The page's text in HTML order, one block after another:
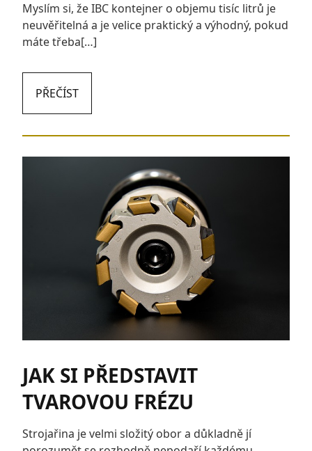
Myslím si, že IBC kontejner o objemu tisíc litrů je
neuvěřitelná a je velice praktický a výhodný, pokud
máte třeba[…]
PŘEČÍST
JAK SI PŘEDSTAVIT
TVAROVOU FRÉZU
Strojařina je velmi složitý obor a důkladně jí